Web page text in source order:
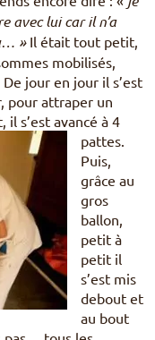
avec lui car il n’a
»Il était tout petit,
mobilisés,
jour en jour il s’est
pour attraper un
s’est avancé à 4
pattes.
Puis,
grâce au
gros
ballon,
petit à
petit il
s’est mis
debout et
au bout